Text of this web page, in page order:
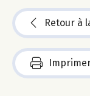
Retour à